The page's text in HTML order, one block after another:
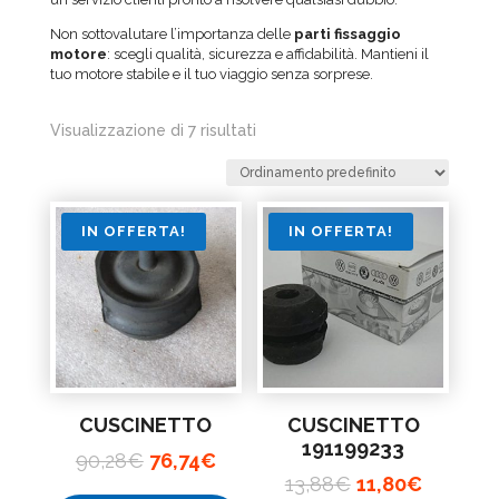
Non sottovalutare l’importanza delle parti fissaggio
motore: scegli qualità, sicurezza e affidabilità. Mantieni il
tuo motore stabile e il tuo viaggio senza sorprese.
Visualizzazione di 7 risultati
IN OFFERTA!
CUSCINETTO
90,28€ Il
prezzo
76,74€Il
prezzo
IN OFFERTA!
CUSCINETTO
191199233
13,88€ Il
11,80€Il